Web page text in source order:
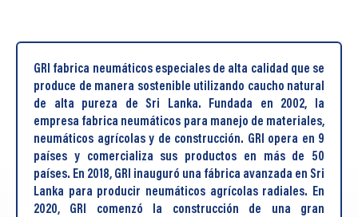
GRI fabrica neumáticos especiales de alta calidad que se
produce de manera sostenible utilizando caucho natural
de alta pureza de Sri Lanka. Fundada en 2002, la
empresa fabrica neumáticos para manejo de materiales,
neumáticos agrícolas y de construcción. GRI opera en 9
países y comercializa sus productos en más de 50
países. En 2018, GRI inauguró una fábrica avanzada en Sri
Lanka para producir neumáticos agrícolas radiales. En
2020, GRI comenzó la construcción de una gran